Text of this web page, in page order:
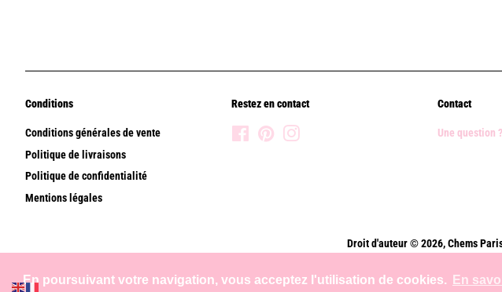
En poursuivant votre navigation, vous acceptez l'utilisation de cookies. En
Conditions
Conditions générales de vente
Politique de livraisons
Politique de confidentialité
Mentions légales
Restez en contact
FacebookPinterest
Contact
Une question
Droit d'auteur © 2026,Chems